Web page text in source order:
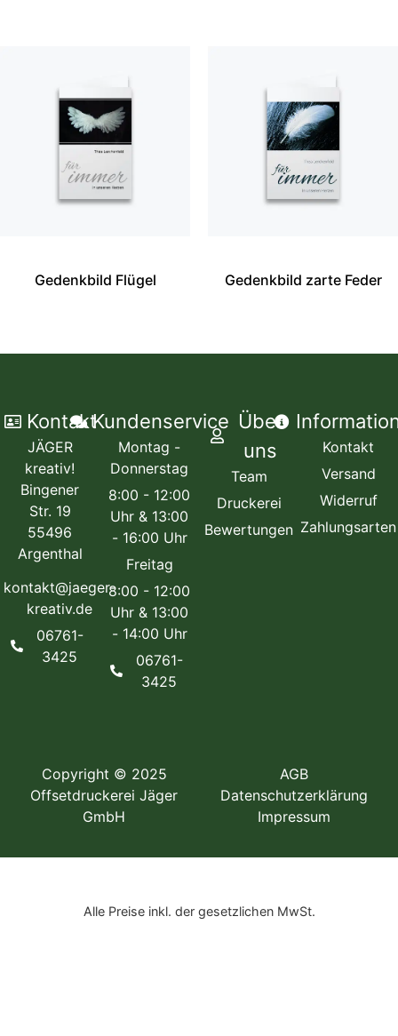
Gedenkbild Flügel Gedenkbild zarte Feder
Kontakt
JÄGER
kreativ!
Bingener
Str. 19
55496
Argenthal
kontakt@jaeger-
kreativ.de
06761-
3425
Kundenservice
Montag -
Donnerstag
8:00 - 12:00
Uhr & 13:00
- 16:00 Uhr
Freitag
8:00 - 12:00
Uhr & 13:00
- 14:00 Uhr
06761-
3425
Über
uns
Team
Druckerei
Bewertungen
Kontakt
Versand
Widerruf
Zahlungsarten
Copyright © 2025
Offsetdruckerei Jäger
GmbH
AGB
Datenschutzerklärung
Impressum
Alle Preise inkl. der gesetzlichen MwSt.